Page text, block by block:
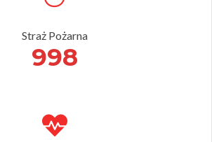
Straż Pożarna
998